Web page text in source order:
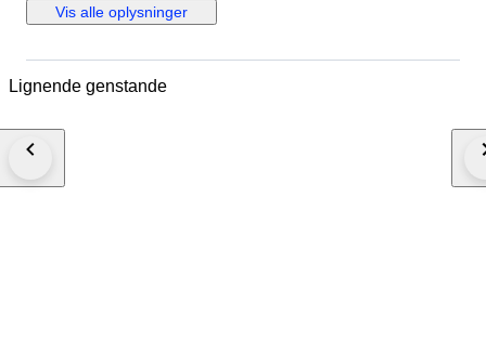
arricchita da un ricercato ricamo floreale realizzato interamente a mano
con paillettes color oro che si sviluppano sul corpetto, sulle maniche e sul
completamente foderato, per un comfort e una struttura impeccabili. Capo
(misure disponibili su richiesta) Prezzo retail €3545 Mai indossato.
Vis alle oplysninger
Lignende genstande